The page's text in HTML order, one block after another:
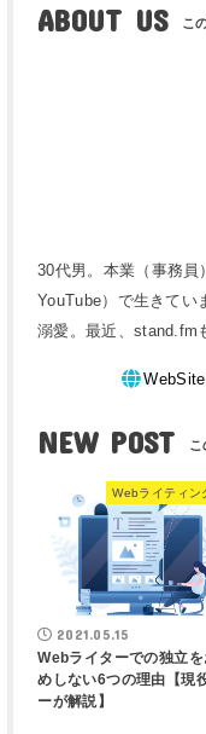
ABOUT US
30代男。本業（事務員
YouTube）で生きてい
溺愛。最近、stand.fm
WebSite
NEW POST
Webライティン
2021.05.15
Webライターでの独立
めしない6つの理由【現
ーが解説】